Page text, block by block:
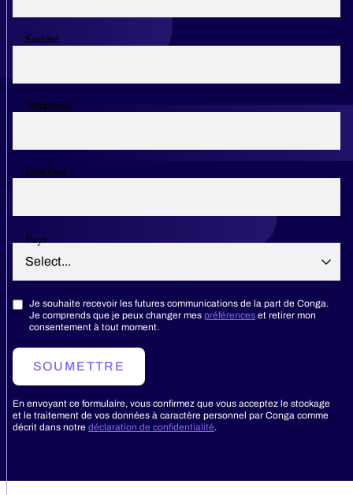
Société
Téléphone
Fonction
Pays
Je souhaite recevoir les futures communications de la part de Conga.
Je comprends que je peux changer mes préférences et retirer mon
consentement à tout moment.
En envoyant ce formulaire, vous confirmez que vous acceptez le stockage
et le traitement de vos données à caractère personnel par Conga comme
décrit dans notre déclaration de confidentialité.
SOUMETTRE